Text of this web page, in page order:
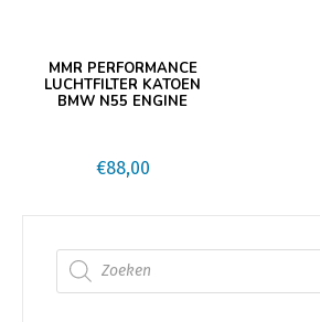
MMR PERFORMANCE
LUCHTFILTER KATOEN
BMW N55 ENGINE
€88,00
Producten zoeken